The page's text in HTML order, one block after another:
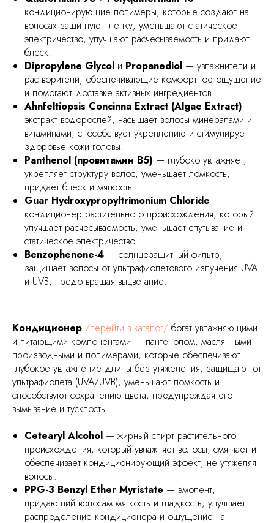
кондиционирующие полимеры, которые создают на
волосах защитную пленку, уменьшают статическое
электричество, улучшают расчесываемость и придают
блеск.
Dipropylene Glycol и Propanediol — увлажнители и
растворители, обеспечивающие комфортное ощущение
и помогают доставке активных ингредиентов.
Ahnfeltiopsis Concinna Extract (Algae Extract) —
экстракт водорослей, насыщает волосы минералами и
витаминами, способствует укреплению и стимулирует
здоровье кожи головы.
Panthenol (провитамин B5) — глубоко увлажняет,
укрепляет структуру волос, уменьшает ломкость,
придает блеск и мягкость.
Guar Hydroxypropyltrimonium Chloride —
кондиционер растительного происхождения, который
улучшает расчесываемость, уменьшает спутывание и
статическое электричество.
Benzophenone-4 — солнцезащитный фильтр,
защищает волосы от ультрафиолетового излучения UVA
и UVB, предотвращая выцветание.
Кондиционер /перейти в каталог/ богат увлажняющими
и питающими компонентами — пантенолом, маслянными
производными и полимерами, которые обеспечивают
глубокое увлажнение длины без утяжеления, защищают от
ультрафиолета (UVA/UVB), уменьшают ломкость и
способствуют сохранению цвета, предупреждая его
вымывание и тусклость.
Cetearyl Alcohol — жирный спирт растительного
происхождения, который увлажняет волосы, смягчает и
обеспечивает кондиционирующий эффект, не утяжеляя
волосы.
PPG-3 Benzyl Ether Myristate — эмолент,
придающий волосам мягкость и гладкость, улучшает
распределение кондиционера и ощущение на